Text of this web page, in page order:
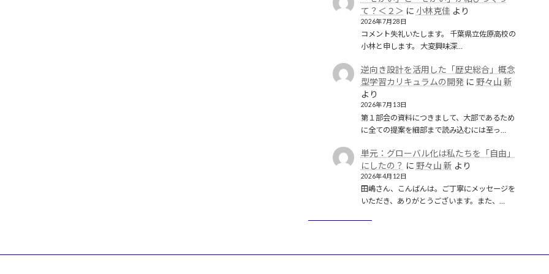
て？＜２＞ に 小林克佳 より
2026年7月28日
コメント失礼いたします。 千葉県立佐原高校の
小林と申します。 大変興味深…
逆向き設計を活用した「歴史総合」概念
型学習カリキュラムの開発に 野々山 新
より
2026年7月13日
第１部会の資料につきまして、大部であるため
に全ての提案を細部まで読み込むには至っ…
単元：グローバル化は私たちを「自由」
にしたの？ に 野々山 新 より
2026年4月12日
田嶋さん、こんばんは。ご丁寧にメッセージを
いただき、ありがとうございます。また、…